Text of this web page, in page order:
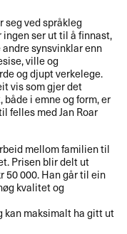
seg ved språkleg
ser ut til å finnast,
synsvinklar enn
ville og
og djupt verkelege.
vis som gjer det
i emne og form, er
felles med Jan Roar
mellom familien til
Prisen blir delt ut
50 000. Han går til ein
kvalitet og
kan maksimalt ha gitt ut